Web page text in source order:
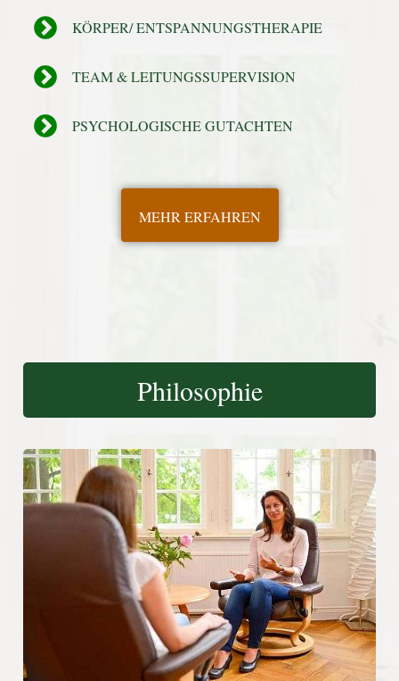
KÖRPER/ ENTSPANNUNGSTHERAPIE
TEAM & LEITUNGSSUPERVISION
PSYCHOLOGISCHE GUTACHTEN
MEHR ERFAHREN
Philosophie